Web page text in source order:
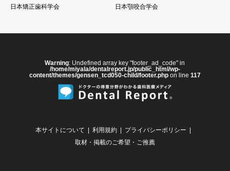
日本矯正歯科学会
日本顎咬合学会
Warning: Undefined array key "footer_ad_code" in
/home/miyala/dentalreport.jp/public_html/wp-
content/themes/gensen_tcd050-child/footer.php on line 117
本サイトについて 利用規約
プライバシーポリシー
取材・掲載のご希望・ご推薦